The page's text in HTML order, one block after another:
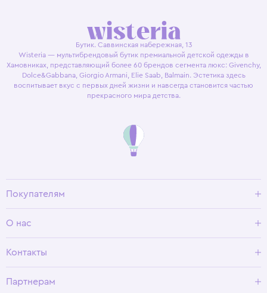
Бутик. Саввинская набережная, 13
Wisteria — мультибрендовый бутик премиальной детской одежды в
Хамовниках, представляющий более 60 брендов сегмента люкс: Givenchy,
Dolce&Gabbana, Giorgio Armani, Elie Saab, Balmain. Эстетика здесь
воспитывает вкус с первых дней жизни и навсегда становится частью
прекрасного мира детства.
Покупателям
Условия возврата
О нас
Программа лояльности
Контакты
Партнерам